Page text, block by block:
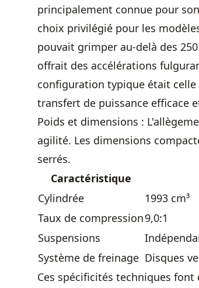
principalement connue pour
choix privilégié pour les
pouvait grimper au-delà des
offrait des accélérations
configuration typique était
transfert de puissance efficace
Poids et dimensions :
agilité. Les dimensions
serrés.
Caractéristique
Cylindrée
1993 cm³
Taux de compression9,0:1
Suspensions
Système de freinage Disques
Ces spécificités techniques font